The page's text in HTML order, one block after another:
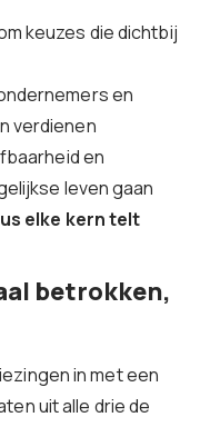
keuzes die dichtbij
en
verdienen
en
leven gaan
elke kern telt
betrokken,
in met een
uit alle drie de